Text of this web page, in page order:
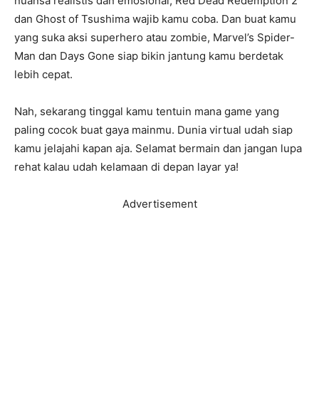
dan Ghost of Tsushima wajib kamu coba. Dan buat kamu
yang suka aksi superhero atau zombie, Marvel’s Spider-
Man dan Days Gone siap bikin jantung kamu berdetak
lebih cepat.
Nah, sekarang tinggal kamu tentuin mana game yang
paling cocok buat gaya mainmu. Dunia virtual udah siap
kamu jelajahi kapan aja. Selamat bermain dan jangan lupa
rehat kalau udah kelamaan di depan layar ya!
Advertisement